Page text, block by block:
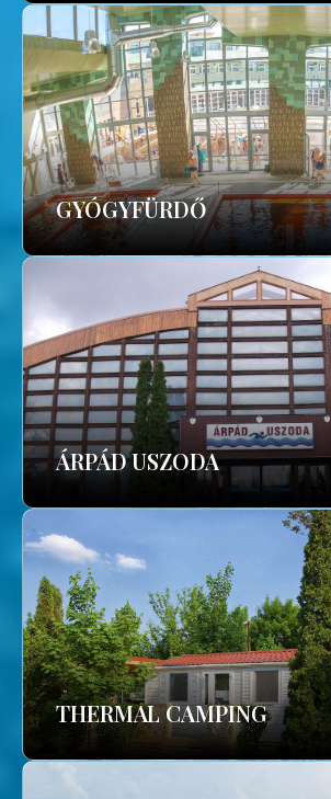
GYÓGYFÜRDŐ
ÁRPÁD USZODA
THERMAL CAMPING